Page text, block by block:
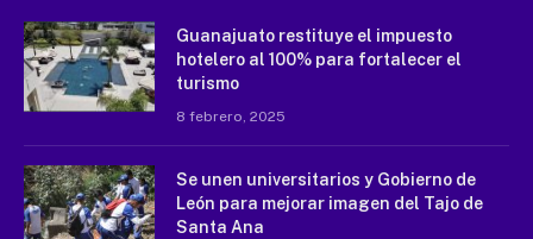
Guanajuato restituye el impuesto
hotelero al 100% para fortalecer el
turismo
8 febrero, 2025
Se unen universitarios y Gobierno de
León para mejorar imagen del Tajo de
Santa Ana